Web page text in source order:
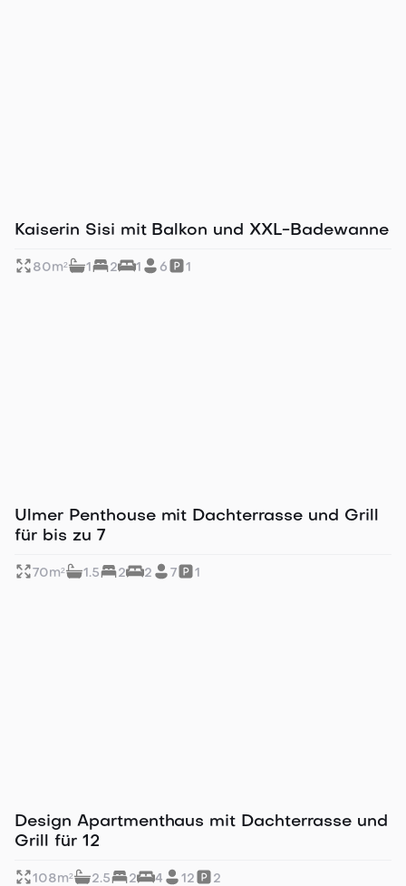
Tolle Lage in Altstadtnähe
Kaiserin Sisi mit Balkon und XXL-Badewanne
80m² 1 2 1 6 1
Gut erreichbar mit Bus & Bahn
Ulmer Penthouse mit Dachterrasse und Grill
für bis zu 7
70m² 1.5 2 2 7 1
Komplettes Haus nur für euch
Design Apartmenthaus mit Dachterrasse und
Grill für 12
108m² 2.5 2 4 12 2